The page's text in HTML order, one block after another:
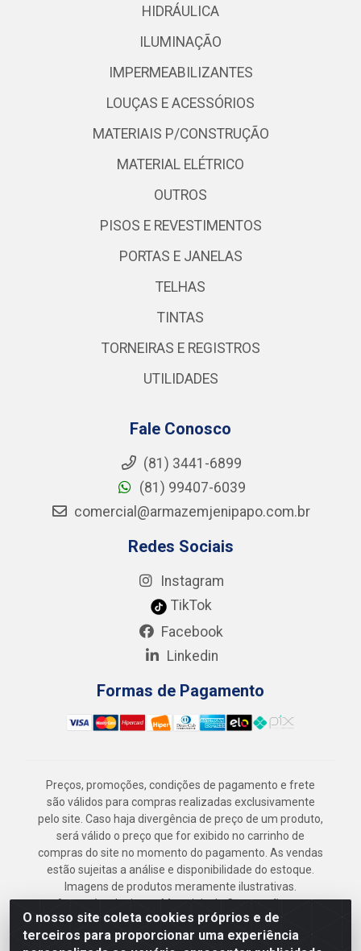
O nosso site coleta cookies próprios e de
terceiros para proporcionar uma experiência
HIDRÁULICA
ILUMINAÇÃO
IMPERMEABILIZANTES
LOUÇAS E ACESSÓRIOS
MATERIAIS P/CONSTRUÇÃO
MATERIAL ELÉTRICO
OUTROS
PISOS E REVESTIMENTOS
PORTAS E JANELAS
TELHAS
TINTAS
TORNEIRAS E REGISTROS
UTILIDADES
Fale Conosco
(81) 3441-6899
(81) 99407-6039
comercial@armazemjenipapo.com.br
Redes Sociais
Instagram
TikTok
Facebook
Linkedin
Formas de Pagamento
Preços, promoções, condições de pagamento e frete
são válidos para compras realizadas exclusivamente
pelo site. Caso haja divergência de preço de um produto,
será válido o preço que for exibido no carrinho de
compras do site no momento do pagamento. As vendas
estão sujeitas a análise e disponibilidade do estoque.
Imagens de produtos meramente ilustrativas.
Armazém Jenipapo Materiais de Construção em
Geral LTDA - Rua das Flores, 2691 - Guabiraba,
Recife/PE - CEP 52.291-630 - CNPJ